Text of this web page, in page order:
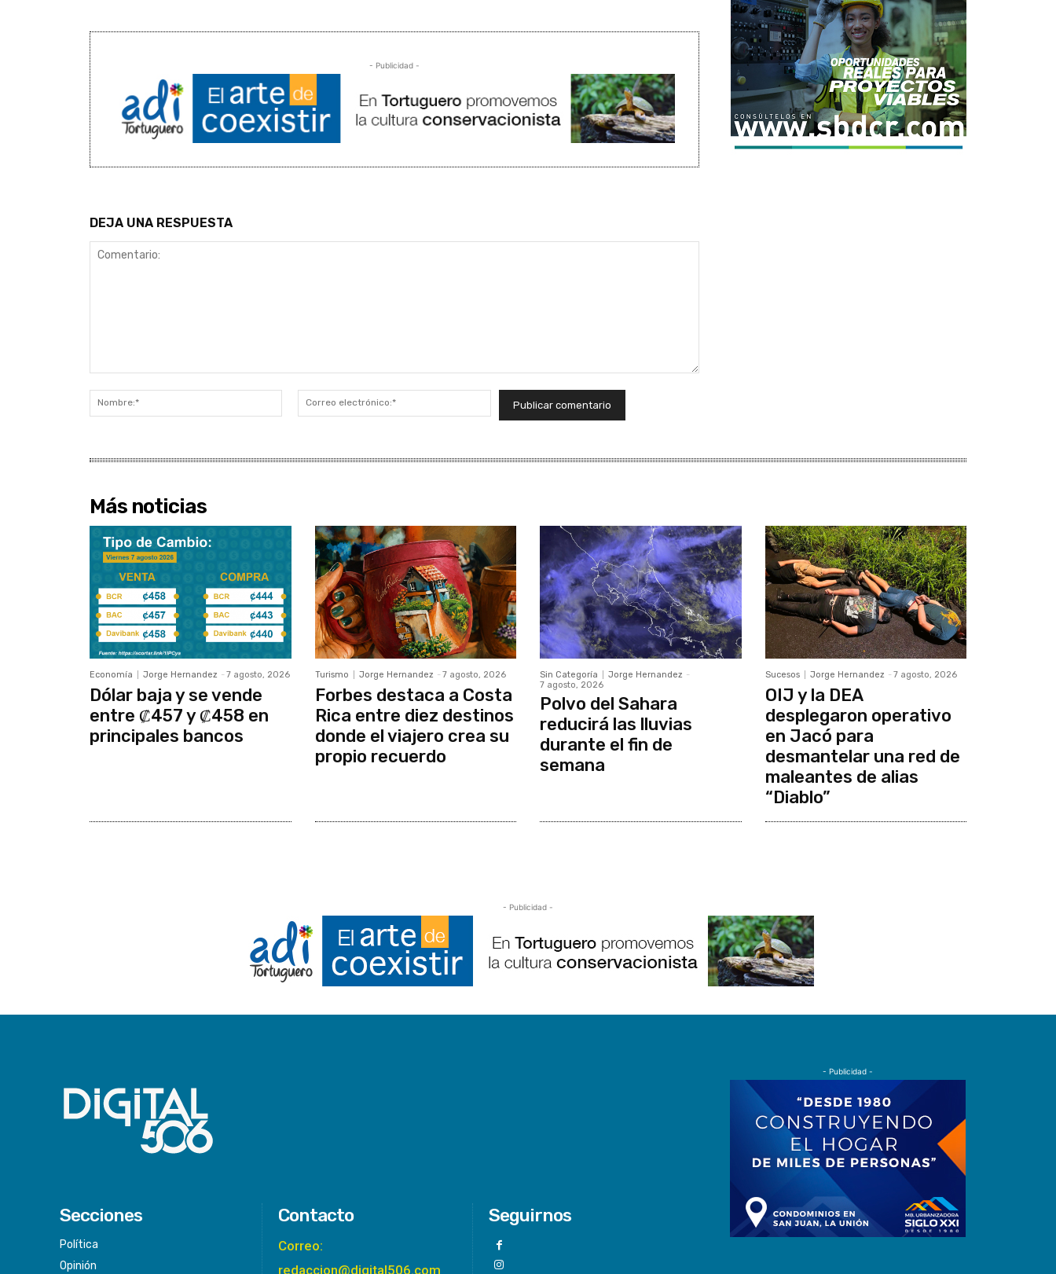
- Publicidad -
DEJA UNA RESPUESTA
Nombre:*
electrónico:*
Más noticias
Economía Jorge Hernandez - 7 agosto, 2026
Dólar baja y se vende
entre ₡457 y ₡458 en
principales bancos
Turismo Jorge Hernandez - 7 agosto, 2026
Forbes destaca a Costa
Rica entre diez destinos
donde el viajero crea su
propio recuerdo
Sin Categoría Jorge Hernandez -
7 agosto, 2026
Polvo del Sahara
reducirá las lluvias
durante el fin de
semana
Sucesos Jorge Hernandez - 7 agosto, 2026
OIJ y la DEA
desplegaron operativo
en Jacó para
desmantelar una red de
maleantes de alias
“Diablo”
- Publicidad -
Secciones
Política
Opinión
Contacto
Correo:
redaccion@digital506.com
Seguirnos
- Publicidad -